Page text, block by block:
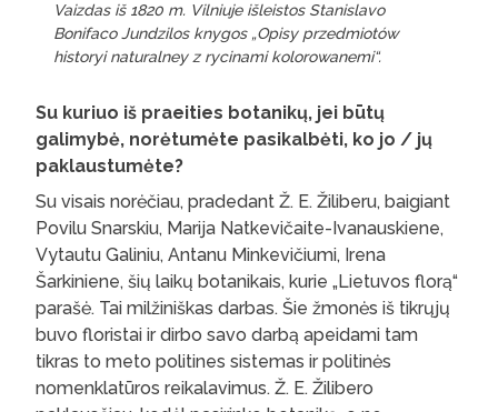
Vaizdas iš 1820 m. Vilniuje išleistos Stanislavo
Bonifaco Jundzilos knygos „Opisy przedmiotów
historyi naturalney z rycinami kolorowanemi“.
Su kuriuo iš praeities botanikų, jei būtų
galimybė, norėtumėte pasikalbėti, ko jo / jų
paklaustumėte?
Su visais norėčiau, pradedant Ž. E. Žiliberu, baigiant
Povilu Snarskiu, Marija Natkevičaite-Ivanauskiene,
Vytautu Galiniu, Antanu Minkevičiumi, Irena
Šarkiniene, šių laikų botanikais, kurie „Lietuvos florą“
parašė. Tai milžiniškas darbas. Šie žmonės iš tikrųjų
buvo floristai ir dirbo savo darbą apeidami tam
tikras to meto politines sistemas ir politinės
nomenklatūros reikalavimus. Ž. E. Žilibero